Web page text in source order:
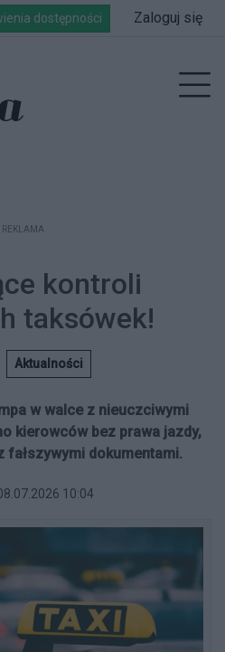
dostępności Zaloguj się
dla podatników posiadających
REKLAMA
kontroli
taksówek!
Aktualności
w walce z nieuczciwymi
kierowców bez prawa jazdy,
fałszywymi dokumentami.
10:04